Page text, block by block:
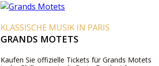
KLASSISCHE MUSIK IN PARIS
GRANDS MOTETS
Kaufen Sie offizielle Tickets für Grands Motets